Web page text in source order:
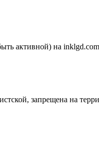
активной) на inklgd.com
запрещена на